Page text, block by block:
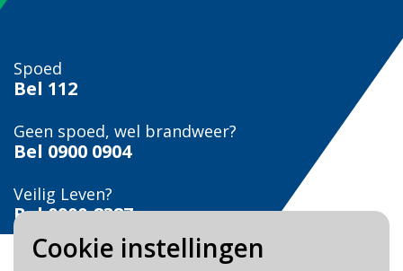
Cookie instellingen
Spoed
Bel 112
Geen spoed, wel brandweer?
Bel 0900 0904
Veilig Leven?
Bel 0900-8387